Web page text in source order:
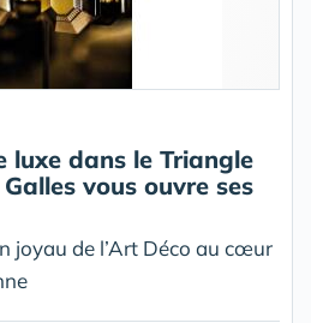
luxe dans le Triangle
vous ouvre ses
joyau de l’Art Déco au cœur